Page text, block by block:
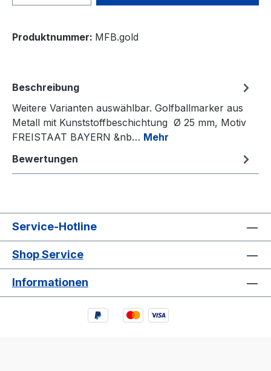
Produktnummer: MFB.gold
Beschreibung
Weitere Varianten auswählbar. Golfballmarker aus
Metall mit Kunststoffbeschichtung Ø 25 mm, Motiv
FREISTAAT BAYERN &nb… Mehr
Bewertungen
Service-Hotline
Shop Service
Informationen